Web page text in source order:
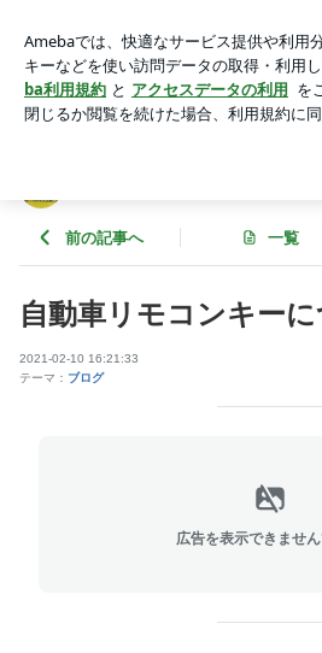
アプリをダウンロードして ブログの更新
ょう。
前の記事へ 一覧
自動車リモコンキー
2021-02-10 16:21:33
テーマ： ブログ
広告を表示できませ